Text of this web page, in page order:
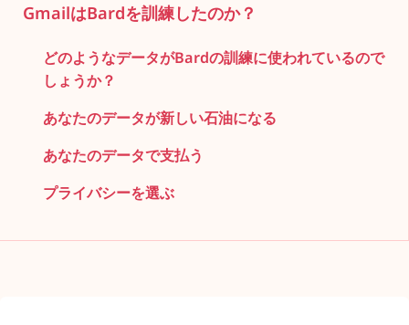
GmailはBardを訓練したのか？
どのようなデータがBardの訓練に使われているので
しょうか？
あなたのデータが新しい石油になる
あなたのデータで支払う
プライバシーを選ぶ